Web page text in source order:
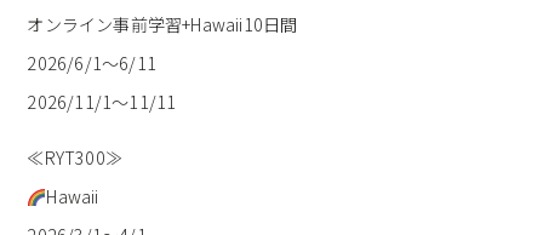
オンライン事前学習+Hawaii10日間
2026/6/1〜6/11
2026/11/1〜11/11
≪RYT300≫
Hawaii